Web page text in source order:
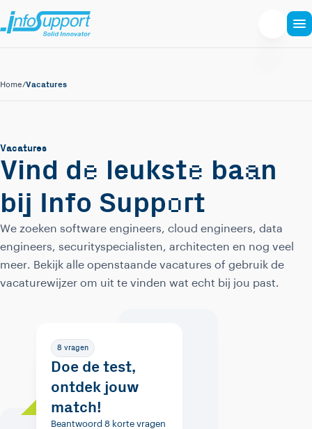
Home/Vacatures
Vacatures
Vind de leukste baan
bij Info Support
We zoeken software engineers, cloud engineers, data
engineers, securityspecialisten, architecten en nog veel
meer. Bekijk alle openstaande vacatures of gebruik de
vacaturewijzer om uit te vinden wat echt bij jou past.
8 vragen
Doe de test,
ontdek jouw
match!
Beantwoord 8 korte vragen